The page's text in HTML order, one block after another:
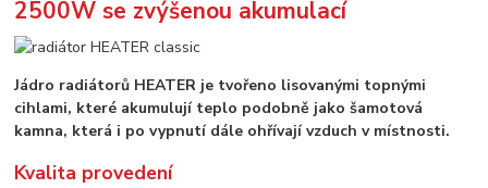
2500W se zvýšenou akumulací
Jádro radiátorů HEATER je tvořeno lisovanými topnými
cihlami, které akumulují teplo podobně jako šamotová
kamna, která i po vypnutí dále ohřívají vzduch v místnosti.
Kvalita provedení